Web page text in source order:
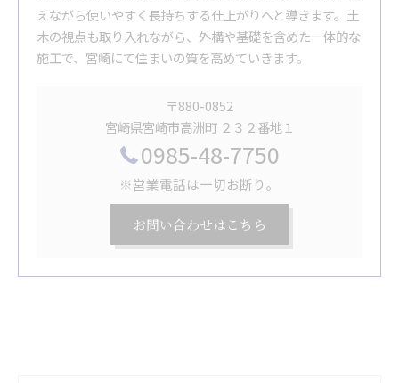
えながら使いやすく長持ちする仕上がりへと導きます。土
木の視点も取り入れながら、外構や基礎を含めた一体的な
施工で、宮崎にて住まいの質を高めていきます。
〒880-0852
宮崎県宮崎市高洲町 ２３２番地１
0985-48-7750
※営業電話は一切お断り。
お問い合わせはこちら